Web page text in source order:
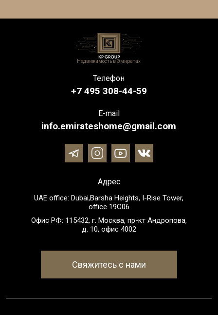
Недвижимость в Эмиратах
Телефон
+7 495 308-44-59
E-mail
info.emirateshome@gmail.com
Адрес
UAE office: Dubai,Barsha Heights, I-Rise Tower,
office 19C06
Офис РФ: 115432, г. Москва, пр-кт Андропова,
д. 10, офис 4002
Свяжитесь с нами